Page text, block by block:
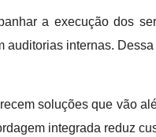
a execução dos
internas.
soluções que vão
integrada reduz